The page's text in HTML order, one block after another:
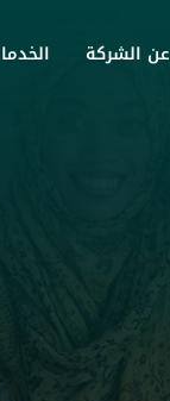
عن الشركة